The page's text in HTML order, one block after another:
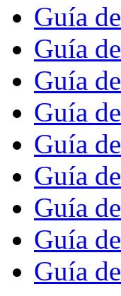
Guía
Guía
Guía
Guía
Guía
Guía
Guía
Guía
Guía